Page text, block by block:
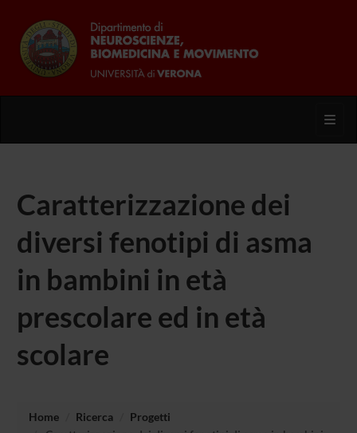
Caratterizzazione dei
diversi fenotipi di asma
in bambini in età
prescolare ed in età
scolare
Home Ricerca
Progetti